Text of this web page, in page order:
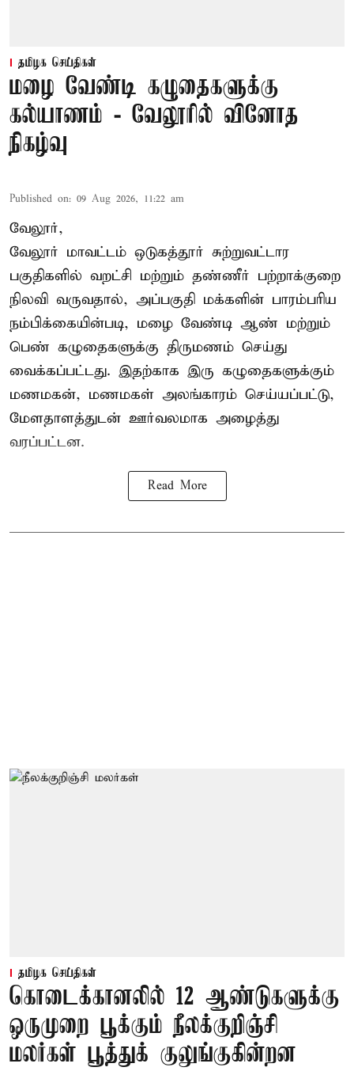
தமிழக செய்திகள்
மழை வேண்டி கழுதைகளுக்கு
கல்யாணம் - வேலூரில் வினோத
நிகழ்வு
Published on: 09 Aug 2026, 11:22 am
வேலூர்,
வேலூர் மாவட்டம் ஒடுகத்தூர் சுற்றுவட்டார
பகுதிகளில் வறட்சி மற்றும் தண்ணீர் பற்றாக்குறை
நிலவி வருவதால், அப்பகுதி மக்களின் பாரம்பரிய
நம்பிக்கையின்படி, மழை வேண்டி ஆண் மற்றும்
பெண் கழுதைகளுக்கு திருமணம் செய்து
வைக்கப்பட்டது. இதற்காக இரு கழுதைகளுக்கும்
மணமகன், மணமகள் அலங்காரம் செய்யப்பட்டு,
மேளதாளத்துடன் ஊர்வலமாக அழைத்து
வரப்பட்டன.
Read More
தமிழக செய்திகள்
கொடைக்கானலில் 12 ஆண்டுகளுக்கு
ஒருமுறை பூக்கும் நீலக்குறிஞ்சி
மலர்கள் பூத்துக் குலுங்குகின்றன